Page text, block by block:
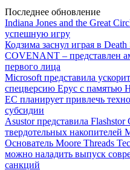
Последнее обновление
Indiana Jones and the Great
успешную игру
Кодзима заснул играя в Death
COVENANT – представлен
первого лица
Microsoft представила
спецверсию Epyc с памятью
ЕС планирует привлечь
субсидии
Asustor представила
твердотельных накопителей
Основатель Moore Threads
можно наладить выпуск
санкций